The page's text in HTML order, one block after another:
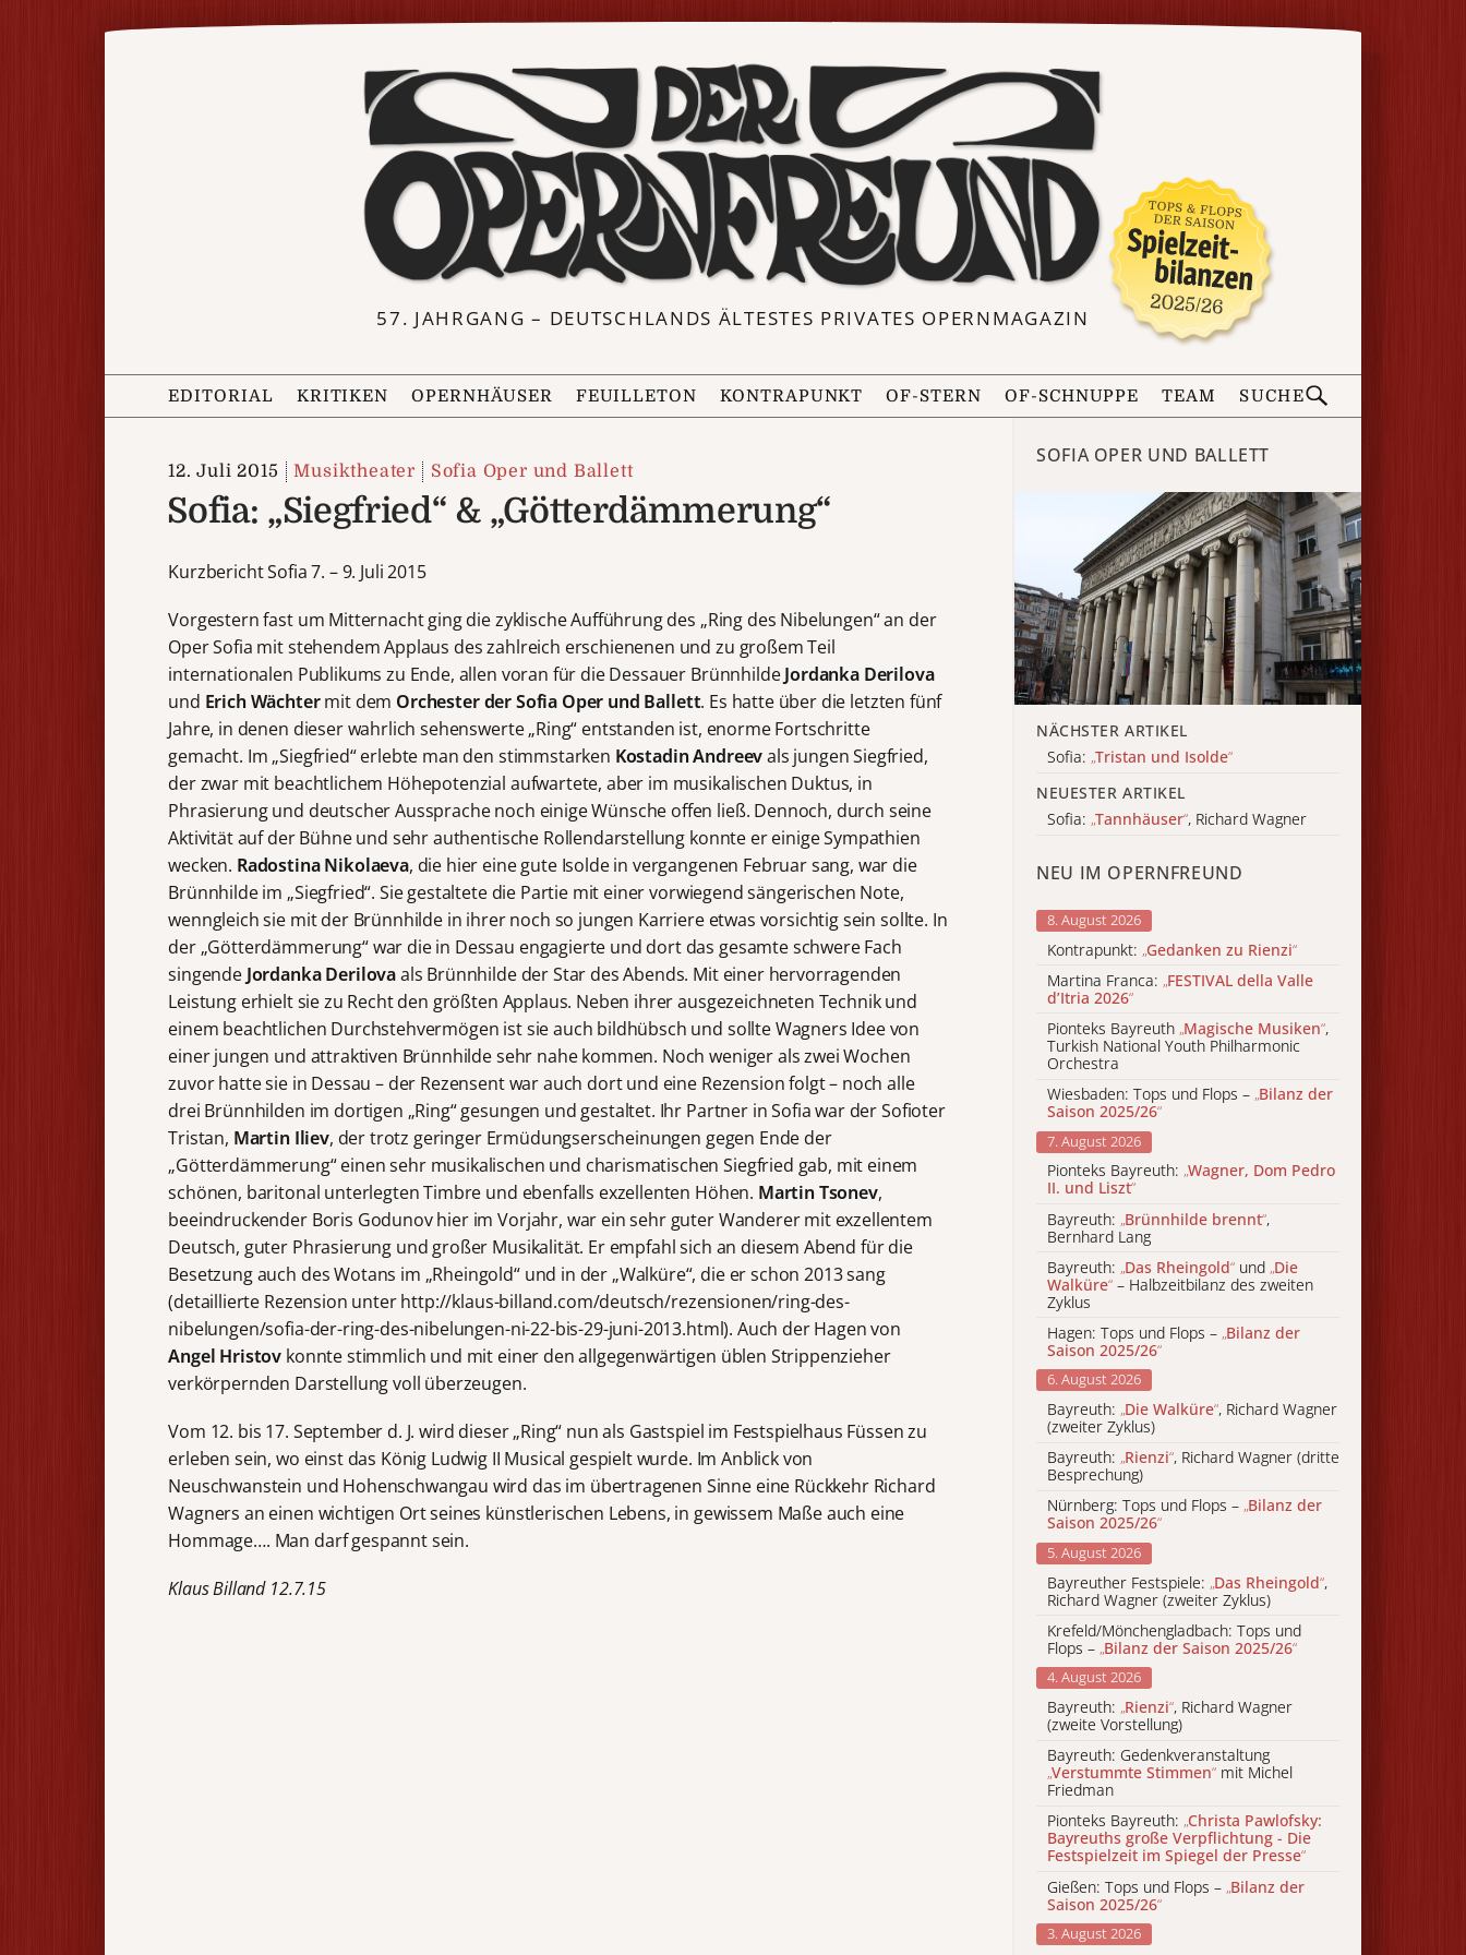
57. JAHRGANG – DEUTSCHLANDS ÄLTESTES PRIVATES OPERNMAGAZIN
EDITORIAL KRITIKEN OPERNHÄUSER FEUILLETON KONTRAPUNKT OF-STERN OF-SCHNUPPE TEAM SUCHE
12. Juli 2015 Musiktheater Sofia Oper und Ballett
Sofia: „Siegfried“ & „Götterdämmerung“
Kurzbericht Sofia 7. – 9. Juli 2015
Vorgestern fast um Mitternacht ging die zyklische Aufführung des „Ring des Nibelungen“ an der
Oper Sofia mit stehendem Applaus des zahlreich erschienenen und zu großem Teil
internationalen Publikums zu Ende, allen voran für die Dessauer BrünnhildeJordanka Derilova
und Erich Wächtermit dem Orchester der Sofia Oper und Ballett. Es hatte über die letzten fünf
Jahre, in denen dieser wahrlich sehenswerte „Ring“ entstanden ist, enorme Fortschritte
gemacht. Im „Siegfried“ erlebte man den stimmstarken Kostadin Andreevals jungen Siegfried,
der zwar mit beachtlichem Höhepotenzial aufwartete, aber im musikalischen Duktus, in
Phrasierung und deutscher Aussprache noch einige Wünsche offen ließ. Dennoch, durch seine
Aktivität auf der Bühne und sehr authentische Rollendarstellung konnte er einige Sympathien
wecken. Radostina Nikolaeva, die hier eine gute Isolde in vergangenen Februar sang, war die
Brünnhilde im „Siegfried“. Sie gestaltete die Partie mit einer vorwiegend sängerischen Note,
wenngleich sie mit der Brünnhilde in ihrer noch so jungen Karriere etwas vorsichtig sein sollte. In
der „Götterdämmerung“ war die in Dessau engagierte und dort das gesamte schwere Fach
singende Jordanka Derilovaals Brünnhilde der Star des Abends. Mit einer hervorragenden
Leistung erhielt sie zu Recht den größten Applaus. Neben ihrer ausgezeichneten Technik und
einem beachtlichen Durchstehvermögen ist sie auch bildhübsch und sollte Wagners Idee von
einer jungen und attraktiven Brünnhilde sehr nahe kommen. Noch weniger als zwei Wochen
zuvor hatte sie in Dessau – der Rezensent war auch dort und eine Rezension folgt – noch alle
drei Brünnhilden im dortigen „Ring“ gesungen und gestaltet. Ihr Partner in Sofia war der Sofioter
Tristan, Martin Iliev, der trotz geringer Ermüdungserscheinungen gegen Ende der
„Götterdämmerung“ einen sehr musikalischen und charismatischen Siegfried gab, mit einem
schönen, baritonal unterlegten Timbre und ebenfalls exzellenten Höhen. Martin Tsonev,
beeindruckender Boris Godunov hier im Vorjahr, war ein sehr guter Wanderer mit exzellentem
Deutsch, guter Phrasierung und großer Musikalität. Er empfahl sich an diesem Abend für die
Besetzung auch des Wotans im „Rheingold“ und in der „Walküre“, die er schon 2013 sang
(detaillierte Rezension unter http://klaus-billand.com/deutsch/rezensionen/ring-des-
nibelungen/sofia-der-ring-des-nibelungen-ni-22-bis-29-juni-2013.html). Auch der Hagen von
Angel Hristov konnte stimmlich und mit einer den allgegenwärtigen üblen Strippenzieher
verkörpernden Darstellung voll überzeugen.
Vom 12. bis 17. September d. J. wird dieser „Ring“ nun als Gastspiel im Festspielhaus Füssen zu
erleben sein, wo einst das König Ludwig II Musical gespielt wurde. Im Anblick von
Neuschwanstein und Hohenschwangau wird das im übertragenen Sinne eine Rückkehr Richard
Wagners an einen wichtigen Ort seines künstlerischen Lebens, in gewissem Maße auch eine
Hommage…. Man darf gespannt sein.
Klaus Billand 12.7.15
SOFIA OPER UND BALLETT
NÄCHSTER ARTIKEL
Sofia: „Tristan und Isolde“
NEUESTER ARTIKEL
Sofia: „Tannhäuser“, Richard Wagner
NEU IM OPERNFREUND
8. August 2026
Kontrapunkt: „Gedanken zu Rienzi“
Martina Franca: „FESTIVAL della Valle
d’Itria 2026“
Pionteks Bayreuth „Magische Musiken“,
Turkish National Youth Philharmonic
Orchestra
Wiesbaden: Tops und Flops – „Bilanz der
Saison 2025/26“
7. August 2026
Pionteks Bayreuth: „Wagner, Dom Pedro
II. und Liszt“
Bayreuth: „Brünnhilde brennt“,
Bernhard Lang
Bayreuth: „Das Rheingold“ und „Die
Walküre“ – Halbzeitbilanz des zweiten
Zyklus
Hagen: Tops und Flops – „Bilanz der
Saison 2025/26“
6. August 2026
Bayreuth: „Die Walküre“, Richard Wagner
(zweiter Zyklus)
Bayreuth: „Rienzi“, Richard Wagner (dritte
Besprechung)
Nürnberg: Tops und Flops – „Bilanz der
Saison 2025/26“
5. August 2026
Bayreuther Festspiele: „Das Rheingold“,
Richard Wagner (zweiter Zyklus)
Krefeld/Mönchengladbach: Tops und
Flops – „Bilanz der Saison 2025/26“
4. August 2026
Bayreuth: „Rienzi“, Richard Wagner
(zweite Vorstellung)
Bayreuth: Gedenkveranstaltung
„Verstummte Stimmen“ mit Michel
Friedman
Pionteks Bayreuth: „Christa Pawlofsky:
Bayreuths große Verpflichtung - Die
Festspielzeit im Spiegel der Presse“
Gießen: Tops und Flops – „Bilanz der
Saison 2025/26“
3. August 2026